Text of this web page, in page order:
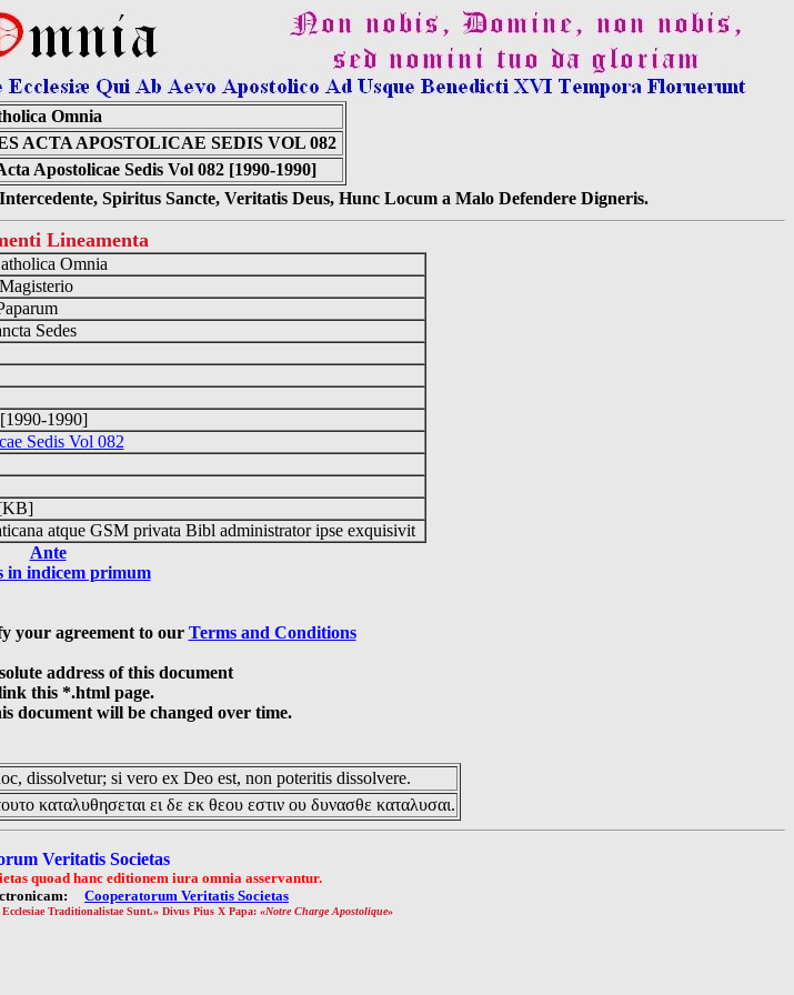
Omnia
ACTA APOSTOLICAE SEDIS VOL 082
Apostolicae Sedis Vol 082 [1990-1990]
Spiritus Sancte, Veritatis Deus, Hunc Locum a Malo Defendere Digneris.
Lineamenta
Omnia
Sedes
1990]
Sedis Vol 082
atque GSM privata Bibl administrator ipse exquisivit
Ante
in indicem primum
your agreement to our Terms and Conditions
address of this document
this *.html page.
document will be changed over time.
dissolvetur; si vero ex Deo est, non poteritis dissolvere.
καταλυθησεται ει δε εκ θεου εστιν ου δυνασθε καταλυσαι.
Veritatis Societas
quoad hanc editionem iura omnia asservantur.
Cooperatorum Veritatis Societas
Traditionalistae Sunt.» Divus Pius X Papa: «Notre Charge Apostolique»